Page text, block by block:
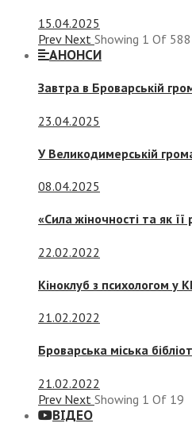
15.04.2025
Prev Next Showing 1 Of 588
АНОНСИ
Завтра в Броварській
23.04.2025
У Великодимерській
08.04.2025
«Сила жіночності та як
22.02.2022
Кіноклуб з психологом у
21.02.2022
Броварська міська
21.02.2022
Prev Next Showing 1 Of 19
ВІДЕО